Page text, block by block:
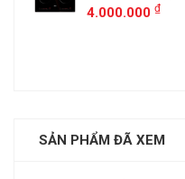
4.000.000 ₫
SẢN PHẨM ĐÃ XEM